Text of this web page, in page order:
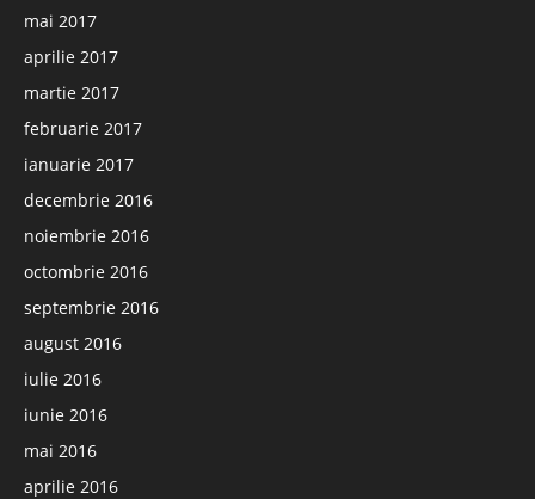
mai 2017
aprilie 2017
martie 2017
februarie 2017
ianuarie 2017
decembrie 2016
noiembrie 2016
octombrie 2016
septembrie 2016
august 2016
iulie 2016
iunie 2016
mai 2016
aprilie 2016